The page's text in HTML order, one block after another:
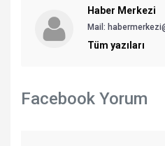
Haber Merkezi
Mail:
Tüm yazıları
Facebook Yorum